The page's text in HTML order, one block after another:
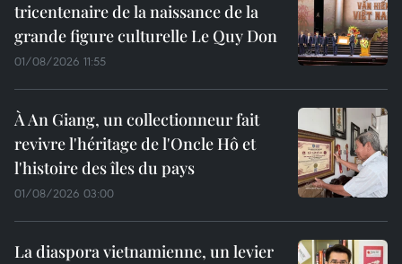
tricentenaire de la naissance de la
grande figure culturelle Le Quy Don
01/08/2026 11:55
À An Giang, un collectionneur fait
revivre l'héritage de l'Oncle Hô et
l'histoire des îles du pays
01/08/2026 03:00
La diaspora vietnamienne, un levier